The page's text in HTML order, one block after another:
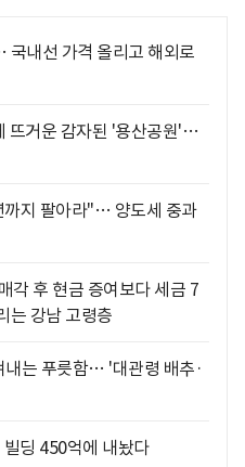
내선 가격 올리고 해외로
뜨거운 감자된 '용산공원'…
까지 팔아라"… 양도세 중과
각 후 현금 증여보다 세금 7
는 강남 고령층
내는 푸릇함… '대관령 배추·
딩 450억에 내놨다